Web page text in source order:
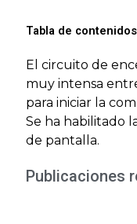
Tabla de contenidos
El circuito de
muy intensa
para iniciar la
Se ha habilitado
de pantalla.
Publicaciones